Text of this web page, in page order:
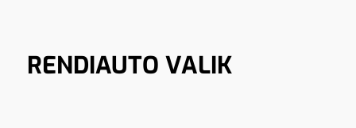
RENDIAUTO VALIK